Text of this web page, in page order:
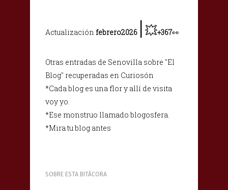
Actualización febrero2026 |💥+367👀
Otras entradas de Senovilla sobre "El
Blog" recuperadas en Curiosón
*Cada blog es una flor y allí de visita
voy yo.
*Ese monstruo llamado blogosfera.
*Mira tu blog antes
SOBRE ESTA BITÁCORA